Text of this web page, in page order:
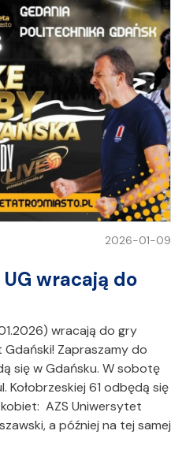
2026-01-09
wracają do
wracają do gry
Gdański! Zapraszamy do
się w Gdańsku. W sobotę
Kołobrzeskiej 61 odbędą się
AZS Uniwersytet
a później na tej samej